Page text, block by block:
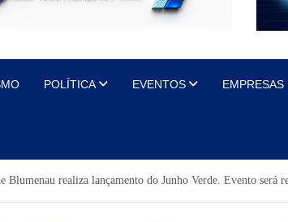
POLÍTICA EVENTOS EMPRESAS
Blumenau realiza lançamento do Junho Verde. Evento será